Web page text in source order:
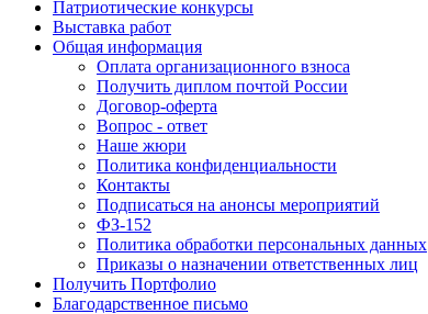
Патриотические конкурсы
Выставка работ
Общая информация
Оплата организационного взноса
Получить диплом почтой России
Договор-оферта
Вопрос - ответ
Наше жюри
Политика конфиденциальности
Контакты
Подписаться на анонсы мероприятий
ФЗ-152
Политика обработки персональных данных
Приказы о назначении ответственных лиц
Получить Портфолио
Благодарственное письмо